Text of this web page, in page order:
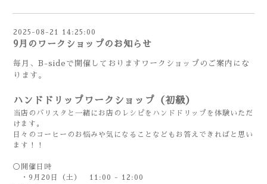
2025-08-21 14:25:00
9月のワークショップのお知らせ
毎月、B-sideで開催しておりますワークショップのご案内にな
ります。
ハンドドリップワークショップ （初級）
当店のバリスタと一緒にお店のレシピをハンドドリップを体験いただ
けます。
日々のコーヒーのお悩みや気になることなどもお答えできればと思い
ます！！
◯開催日時
・9月20日（土） 11:00 - 12:00